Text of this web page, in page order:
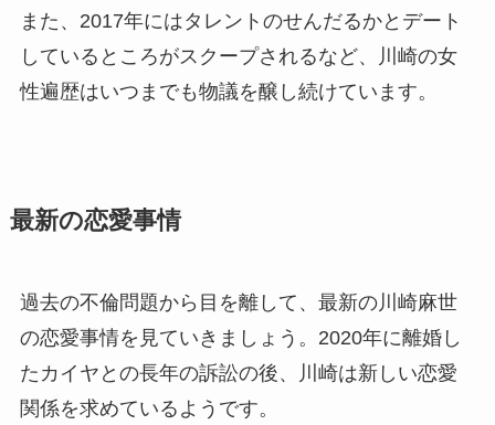
また、2017年にはタレントのせんだるかとデート
しているところがスクープされるなど、川崎の女
性遍歴はいつまでも物議を醸し続けています。
最新の恋愛事情
過去の不倫問題から目を離して、最新の川崎麻世
の恋愛事情を見ていきましょう。2020年に離婚し
たカイヤとの長年の訴訟の後、川崎は新しい恋愛
関係を求めているようです。